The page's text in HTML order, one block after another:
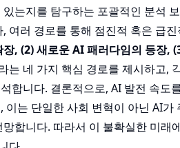
는지를 탐구하는 포괄적인 분석
여러 경로를 통해 점진적 혹은 급
, (2) 새로운 AI 패러다임의 등장,
는 네 가지 핵심 경로를 제시하고,
합니다. 결론적으로, AI 발전 속도
이는 단일한 사회 변혁이 아닌 AI
합니다. 따라서 이 불확실한 미